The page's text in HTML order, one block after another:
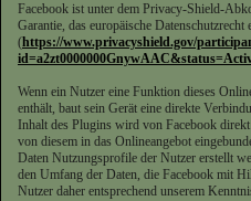
Facebook ist unter dem Privacy-Shield-
Garantie, das europäische Datenschutzrecht
(https://www.privacyshield.gov/
Wenn ein Nutzer eine Funktion dieses
enthält, baut sein Gerät eine direkte
Inhalt des Plugins wird von Facebook
von diesem in das Onlineangebot
Daten Nutzungsprofile der Nutzer erstellt
den Umfang der Daten, die Facebook mit
Nutzer daher entsprechend unserem